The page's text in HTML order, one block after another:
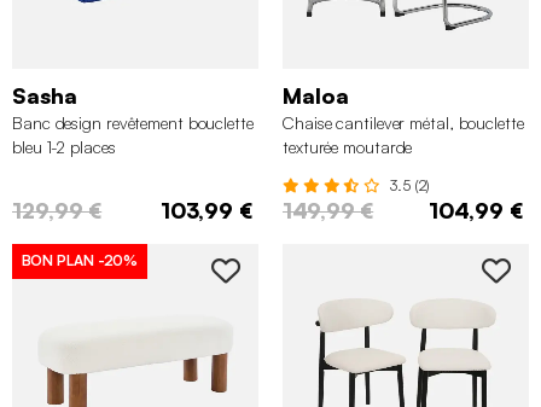
Sasha
Banc design revêtement bouclette
bleu 1-2 places
129,99 € 103,99 €
Maloa
Chaise cantilever métal, bouclette
texturée moutarde
3.5 (2)
149,99 € 104,99 €
BON PLAN -20%